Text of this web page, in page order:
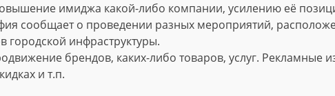
имиджа какой-либо компании, усилению её
сообщает о проведении разных мероприятий,
городской инфраструктуры.
брендов, каких-либо товаров, услуг. Рекламные
и т.п.